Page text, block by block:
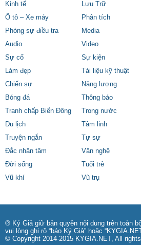
Kinh tế
Lưu Trữ
Ô tô – Xe máy
Phân tích
Phóng sự điều tra
Media
Audio
Video
Sự cố
Sự kiện
Làm đẹp
Tài liệu kỹ thuật
Chiến sự
Năng lượng
Bóng đá
Thông báo
Tranh chấp Biển Đông
Trong nước
Du lịch
Tâm linh
Truyện ngắn
Tự sự
Đắc nhân tâm
Văn nghệ
Đời sống
Tuổi trẻ
Vũ khí
Vũ trụ
® Ký Giả giữ bản quyền nội dung trên toàn
vui lòng ghi rõ “báo Ký Giả” hoặc
© Copyright 2014-2015 KYGIA.NET, All